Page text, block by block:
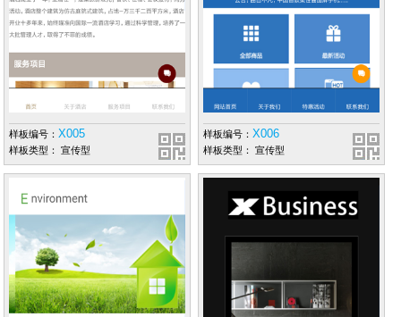
样板编号： X005
样板类型： 宣传型
样板编号： X006
样板类型： 宣传型